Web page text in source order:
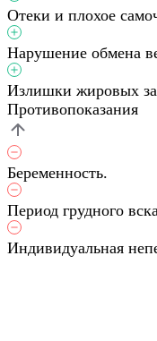
Отеки и плохое
Нарушение обмена
Излишки жировых
Противопоказания
Беременность.
Период грудного
Индивидуальная